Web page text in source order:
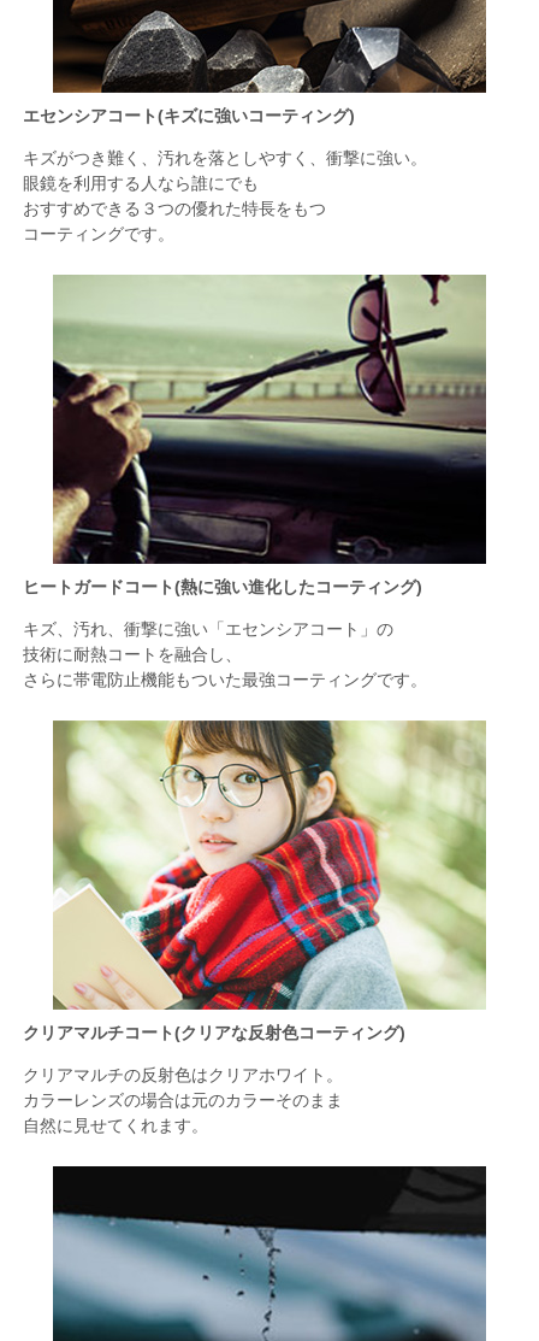
エセンシアコート(キズに強いコーティング)
キズがつき難く、汚れを落としやすく、衝撃に強い。
眼鏡を利用する人なら誰にでも
おすすめできる３つの優れた特長をもつ
コーティングです。
ヒートガードコート(熱に強い進化したコーティング)
キズ、汚れ、衝撃に強い「エセンシアコート」の
技術に耐熱コートを融合し、
さらに帯電防止機能もついた最強コーティングです。
クリアマルチコート(クリアな反射色コーティング)
クリアマルチの反射色はクリアホワイト。
カラーレンズの場合は元のカラーそのまま
自然に見せてくれます。